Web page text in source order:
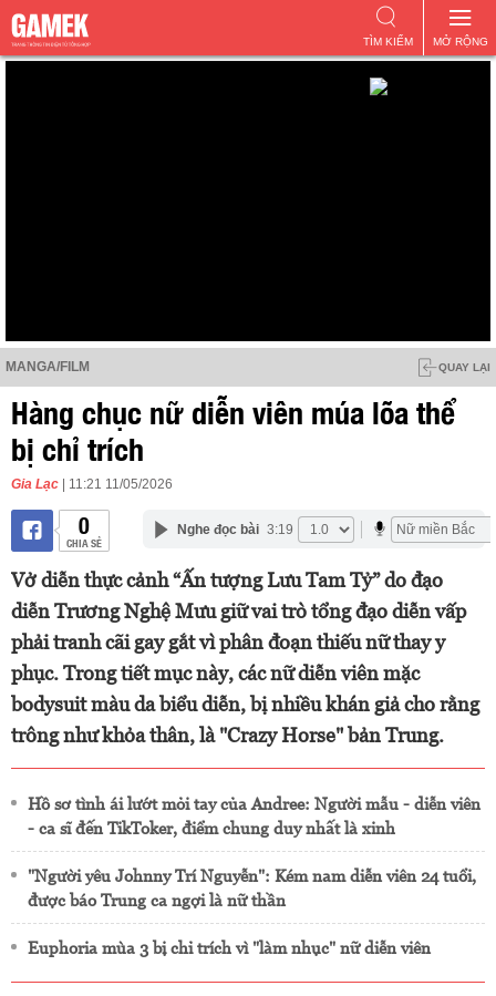
MỞ RỘNG
TÌM KIẾM
MANGA/FILM QUAY LẠI
Hàng chục nữ diễn viên múa lõa thể
bị chỉ trích
Gia Lạc | 11:21 11/05/2026
0
CHIA SẺ
Nghe đọc bài 3:19
Vở diễn thực cảnh “Ấn tượng Lưu Tam Tỷ” do đạo
diễn Trương Nghệ Mưu giữ vai trò tổng đạo diễn vấp
phải tranh cãi gay gắt vì phân đoạn thiếu nữ thay y
phục. Trong tiết mục này, các nữ diễn viên mặc
bodysuit màu da biểu diễn, bị nhiều khán giả cho rằng
trông như khỏa thân, là "Crazy Horse" bản Trung.
Hồ sơ tình ái lướt mỏi tay của Andree: Người mẫu - diễn viên
- ca sĩ đến TikToker, điểm chung duy nhất là xinh
"Người yêu Johnny Trí Nguyễn": Kém nam diễn viên 24 tuổi,
được báo Trung ca ngợi là nữ thần
Euphoria mùa 3 bị chỉ trích vì "làm nhục" nữ diễn viên